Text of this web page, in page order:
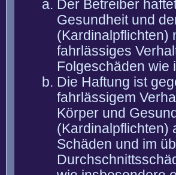
Der Betreiber
Gesundheit und
(Kardinalpflichten)
fahrlässiges
Folgeschäden wie
Die Haftung ist
fahrlässigem
Körper und
(Kardinalpflichten)
Schäden und im